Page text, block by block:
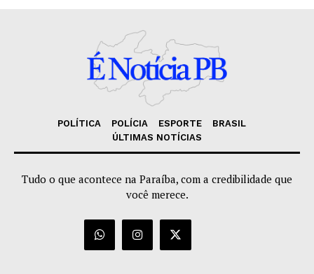
POLÍTICA POLÍCIA ESPORTE
BRASIL
ÚLTIMAS NOTÍCIAS
Tudo o que acontece na Paraíba, com a credibilidade que
você merece.